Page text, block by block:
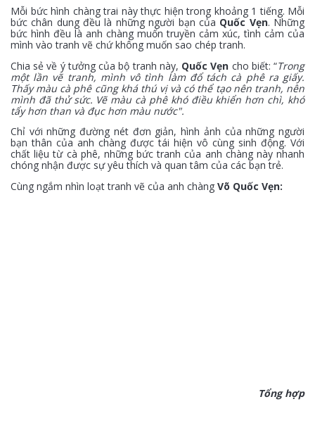
Mỗi bức hình chàng trai này thực hiện trong khoảng 1 tiếng. Mỗi
bức chân dung đều là những người bạn của Quốc Vẹn. Những
bức hình đều là anh chàng muốn truyền cảm xúc, tình cảm của
mình vào tranh vẽ chứ không muốn sao chép tranh.
Chia sẻ về ý tưởng của bộ tranh này, Quốc Vẹn cho biết: “Trong
một lần vẽ tranh, mình vô tình làm đổ tách cà phê ra giấy.
Thấy màu cà phê cũng khá thú vị và có thể tạo nên tranh, nên
mình đã thử sức. Vẽ màu cà phê khó điều khiển hơn chì, khó
tẩy hơn than và đục hơn màu nước".
Chỉ với những đường nét đơn giản, hình ảnh của những người
bạn thân của anh chàng được tái hiện vô cùng sinh động. Với
chất liệu từ cà phê, những bức tranh của anh chàng này nhanh
chóng nhận được sự yêu thích và quan tâm của các bạn trẻ.
Cùng ngắm nhìn loạt tranh vẽ của anh chàng Võ Quốc Vẹn:
Tổng hợp